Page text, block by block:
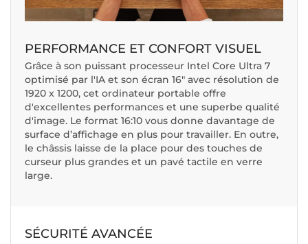
PERFORMANCE ET CONFORT VISUEL
Grâce à son puissant processeur Intel Core Ultra 7
optimisé par l'IA et son écran 16" avec résolution de
1920 x 1200, cet ordinateur portable offre
d'excellentes performances et une superbe qualité
d'image. Le format 16:10 vous donne davantage de
surface d’affichage en plus pour travailler. En outre,
le châssis laisse de la place pour des touches de
curseur plus grandes et un pavé tactile en verre
large.
SÉCURITÉ AVANCÉE